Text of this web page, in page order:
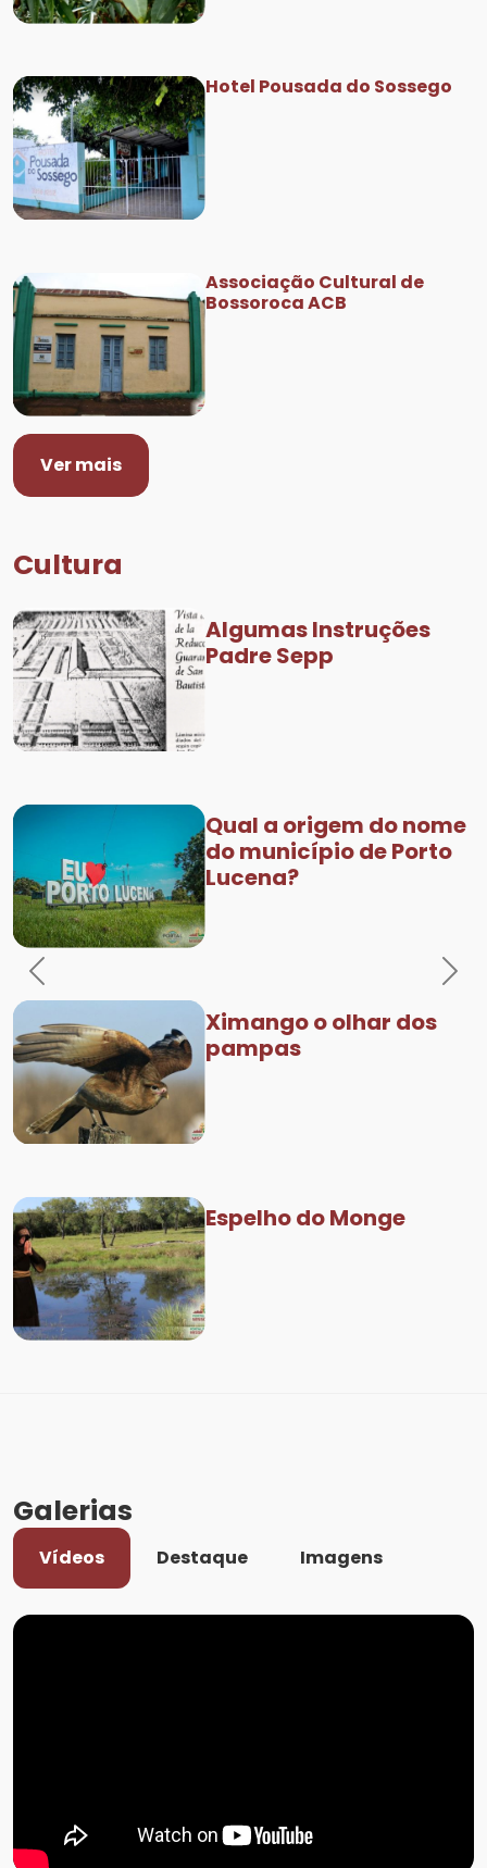
Hotel Pousada do Sossego
Associação Cultural de
Bossoroca ACB
Ver mais
Cultura
Algumas Instruções
Padre Sepp
Qual a origem do nome
do município de Porto
Lucena?
Ximango o olhar dos
pampas
Espelho do Monge
Previous Next
Galerias
Vídeos Destaque Imagens